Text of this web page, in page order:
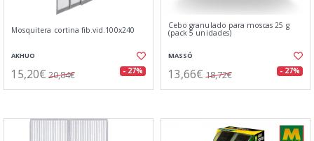
Mosquitera cortina fib.vid.100x240
AKHUO
15,20€ 20,84€ - 27%
Cebo granulado para moscas 25 g
(pack 5 unidades)
MASSÓ
13,66€ 18,72€ - 27%